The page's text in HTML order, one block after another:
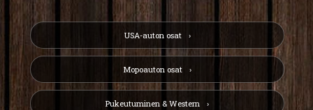
USA-auton osat
Mopoauton osat
Pukeutuminen & Western